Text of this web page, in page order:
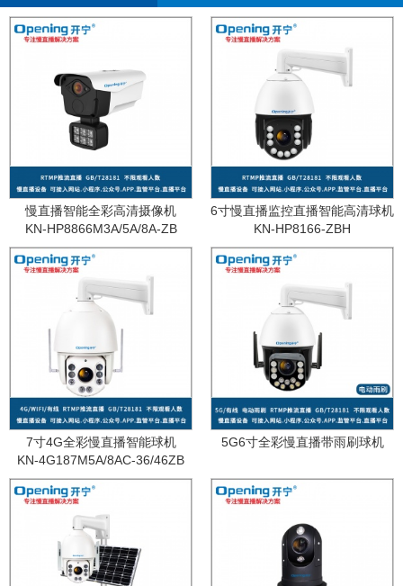
慢直播智能全彩高清摄像机
KN-HP8866M3A/5A/8A-ZB
6寸慢直播监控直播智能高清球机
KN-HP8166-ZBH
7寸4G全彩慢直播智能球机
KN-4G187M5A/8AC-36/46ZB
5G6寸全彩慢直播带雨刷球机